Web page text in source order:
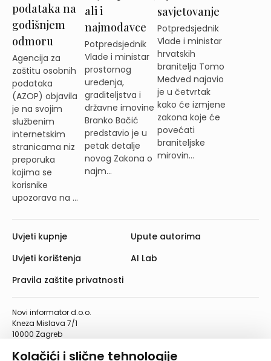
Kolačići i slične tehnologije
podataka na
godišnjem
odmoru
Agencija za
zaštitu osobnih
podataka
(AZOP) objavila
je na svojim
službenim
internetskim
stranicama niz
preporuka
kojima se
korisnike
upozorava na ...
ali i
najmodavce
Potpredsjednik
Vlade i ministar
prostornog
uređenja,
graditeljstva i
državne imovine
Branko Bačić
predstavio je u
petak detalje
novog Zakona o
najm...
savjetovanje
Potpredsjednik
Vlade i ministar
hrvatskih
branitelja Tomo
Medved najavio
je u četvrtak
kako će izmjene
zakona koje će
povećati
braniteljske
mirovin...
Novi informator d.o.o.
Kneza Mislava 7/1
10000 Zagreb
Telefaks: 01/4612-553
Uvjeti kupnje
Uvjeti korištenja
Pravila zaštite privatnosti
Upute autorima
AI Lab